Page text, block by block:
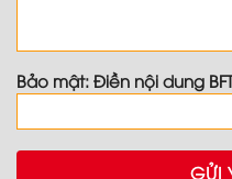
Bảo mật: Điền nội dung